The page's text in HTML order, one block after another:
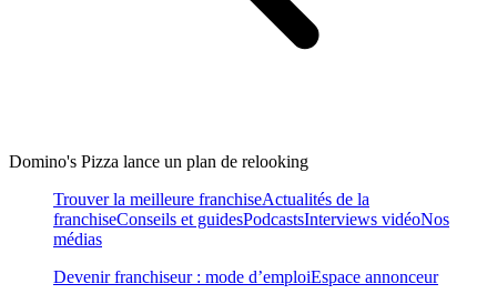
Domino's Pizza lance un plan de relooking
Trouver la meilleure franchiseActualités de la
franchiseConseils et guidesPodcastsInterviews vidéoNos
médias
Devenir franchiseur : mode d’emploiEspace annonceur